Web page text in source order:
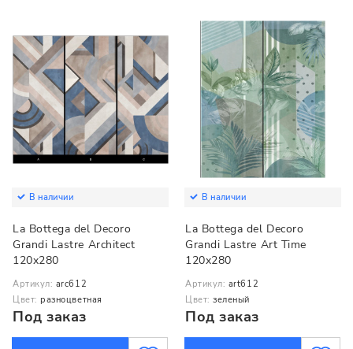
В наличии
La Bottega del Decoro
Grandi Lastre Architect
120x280
Артикул: arc612
Цвет: разноцветная
Под заказ
В наличии
La Bottega del Decoro
Grandi Lastre Art Time
120x280
Артикул: art612
Цвет: зеленый
Под заказ